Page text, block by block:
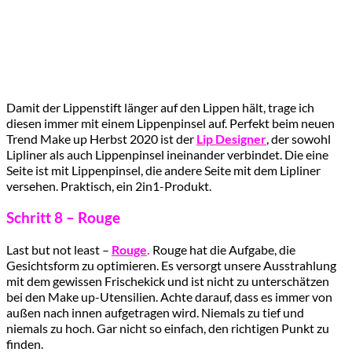
Damit der Lippenstift länger auf den Lippen hält, trage ich
diesen immer mit einem Lippenpinsel auf. Perfekt beim neuen
Trend Make up Herbst 2020 ist der Lip Designer , der sowohl
Lipliner als auch Lippenpinsel ineinander verbindet. Die eine
Seite ist mit Lippenpinsel, die andere Seite mit dem Lipliner
versehen. Praktisch, ein 2in1-Produkt.
Schritt 8 – Rouge
Last but not least – Rouge. Rouge hat die Aufgabe, die
Gesichtsform zu optimieren. Es versorgt unsere Ausstrahlung
mit dem gewissen Frischekick und ist nicht zu unterschätzen
bei den Make up-Utensilien. Achte darauf, dass es immer von
außen nach innen aufgetragen wird. Niemals zu tief und
niemals zu hoch. Gar nicht so einfach, den richtigen Punkt zu
finden.